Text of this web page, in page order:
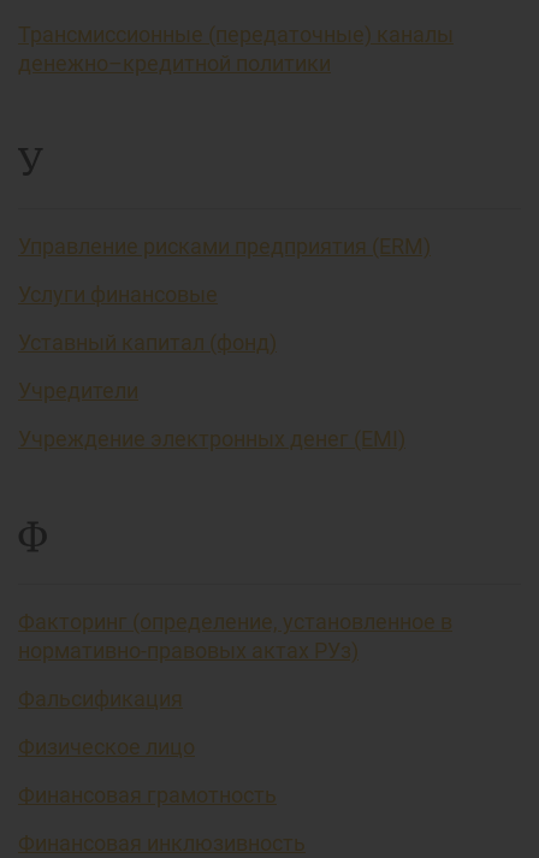
Трансмиссионные (передаточные) каналы
денежно–кредитной политики
У
Управление рисками предприятия (ERM)
Услуги финансовые
Уставный капитал (фонд)
Учредители
Учреждение электронных денег (EMI)
Ф
Факторинг (определение, установленное в
нормативно-правовых актах РУз)
Фальсификация
Физическое лицо
Финансовая грамотность
Финансовая инклюзивность